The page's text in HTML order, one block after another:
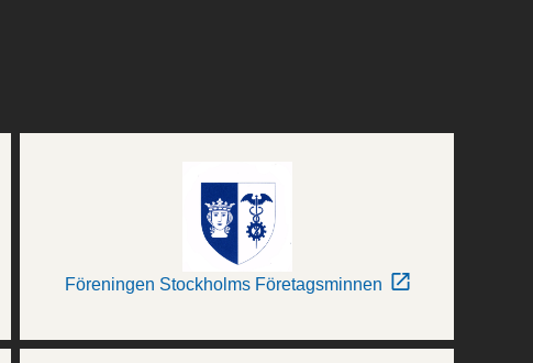
Föreningen Stockholms Företagsminnen